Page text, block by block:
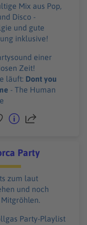
Mix aus Pop,
Disco -
und gute
inklusive!
einer
Zeit!
läuft: Dont you
- The Human
Party
zum laut
und noch
Party-Playlist